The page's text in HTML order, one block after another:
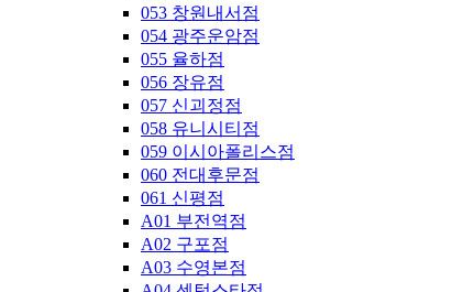
053 창원내서점
054 광주운암점
055 율하점
056 장유점
057 신괴정점
058 유니시티점
059 이시아폴리스점
060 전대후문점
061 신평점
A01 부전역점
A02 구포점
A03 수영본점